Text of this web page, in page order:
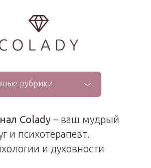
...
рубрики
Colady – ваш мудрый
и психотерапевт.
и духовности